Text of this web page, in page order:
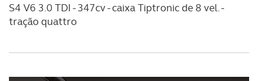
S4 V6 3.0 TDI - 347cv - caixa Tiptronic de 8 vel. -
tração quattro